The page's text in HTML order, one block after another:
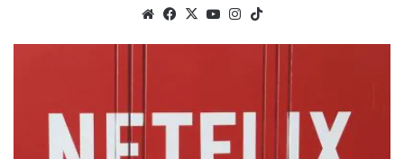
WebsiteFacebook
X YouTubeInstagram